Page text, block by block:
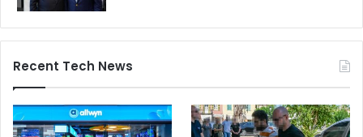
Recent Tech News